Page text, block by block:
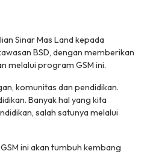
Sinar Mas Land kepada
BSD, dengan memberikan
melalui program GSM ini.
komunitas dan pendidikan.
Banyak hal yang kita
salah satunya melalui
ini akan tumbuh kembang